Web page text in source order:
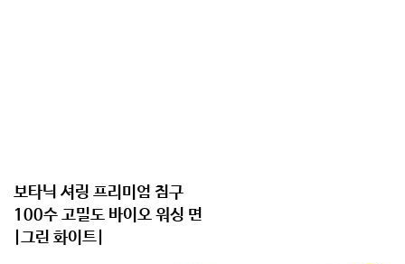
보타닉 셔링 프리미엄 침구
100수 고밀도 바이오 워싱 면
|그린 화이트|